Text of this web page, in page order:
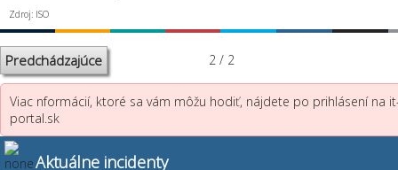
Zdroj: ISO
Predchádzajúce 2 / 2
Viac nformácií, ktoré sa vám môžu hodiť, nájdete po prihlásení na
portal.sk
Aktuálne incidenty